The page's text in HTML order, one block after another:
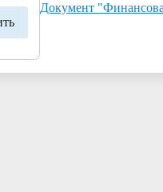
Документ